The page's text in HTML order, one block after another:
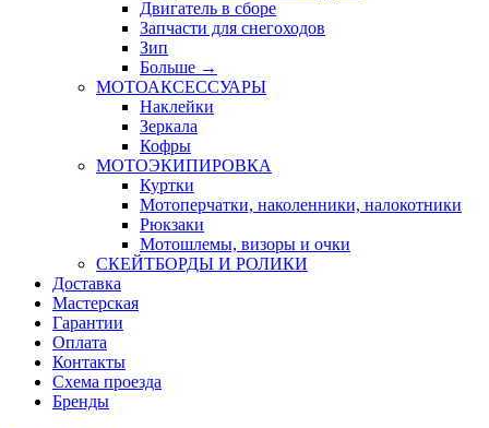
Двигатель в сборе
Запчасти для снегоходов
Зип
Больше →
МОТОАКСЕССУАРЫ
Наклейки
Зеркала
Кофры
МОТОЭКИПИРОВКА
Куртки
Мотоперчатки, наколенники, налокотники
Рюкзаки
Мотошлемы, визоры и очки
СКЕЙТБОРДЫ И РОЛИКИ
Доставка
Мастерская
Гарантии
Оплата
Контакты
Схема проезда
Бренды